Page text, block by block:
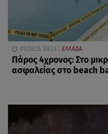
09.08.26, 09:33 ΕΛΛΑΔΑ
Πάρος 4χρονος: Στο
ασφαλείας στο beach